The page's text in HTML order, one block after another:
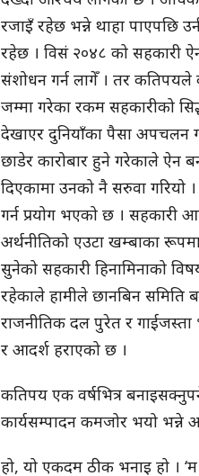
रजाइँ रहेछ भन्ने थाहा पाएपछि
रहेछ । विसं २०४८ को सहकारी
संशोधन गर्न लागेँ । तर कतिपयले
जम्मा गरेका रकम सहकारीको
देखाएर दुनियाँका पैसा अपचलन
छाडेर कारोबार हुने गरेकाले ऐन
दिएकामा उनको नै सरुवा गरियो
गर्न प्रयोग भएको छ ।
अर्थनीतिको एउटा खम्बाका
सुनेको सहकारी हिनामिनाको
रहेकाले हामीले छानबिन समिति
राजनीतिक दल पुरेत र गाईजस्ता
र आदर्श हराएको छ ।
कतिपय एक वर्षभित्र
कार्यसम्पादन कमजोर भयो भन्ने
हो, यो एकदम ठीक भनाइ हो ।